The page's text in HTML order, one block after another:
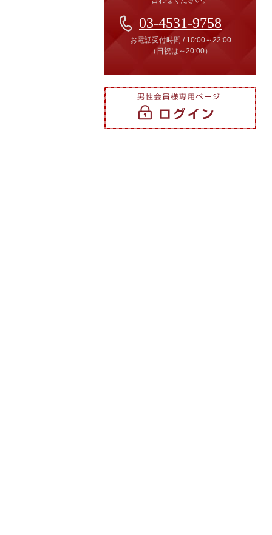
03-4531-9758
お電話受付時間 / 10:00～22:00
（日祝は～20:00）